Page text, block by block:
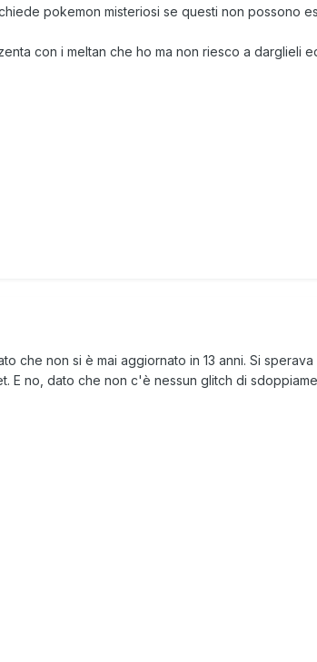
pokemon misteriosi se questi non possono
con i meltan che ho ma non riesco a darglieli
che non si è mai aggiornato in 13 anni. Si
E no, dato che non c'è nessun glitch di